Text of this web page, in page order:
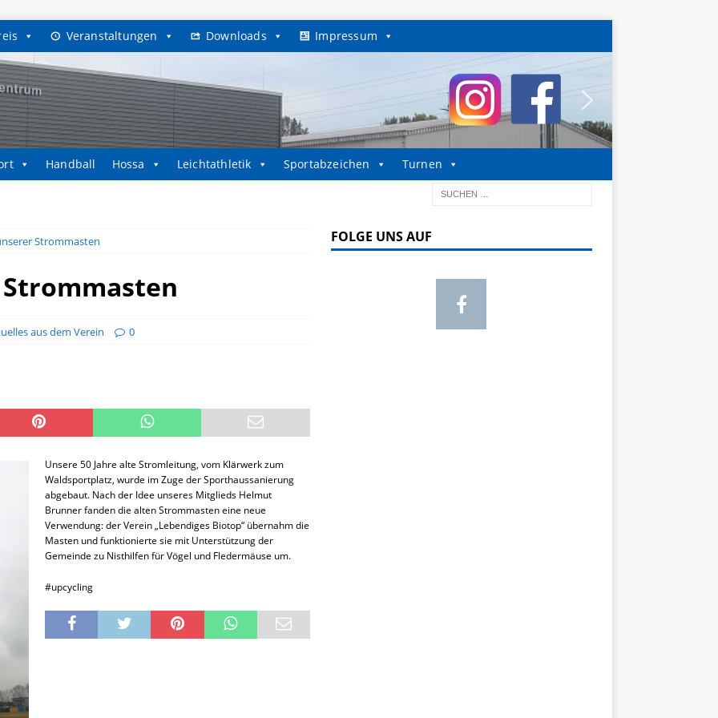
Veranstaltungen Downloads Impressum
Handball Hossa Leichtathletik Sportabzeichen Turnen
Strommasten
aus dem Verein 0
Unsere 50 Jahre alte Stromleitung, vom Klärwerk zum
Waldsportplatz, wurde im Zuge der Sporthaussanierung
abgebaut. Nach der Idee unseres Mitglieds Helmut
Brunner fanden die alten Strommasten eine neue
Verwendung: der Verein „Lebendiges Biotop“ übernahm die
Masten und funktionierte sie mit Unterstützung der
Gemeinde zu Nisthilfen für Vögel und Fledermäuse um.
#upcycling
FOLGE UNS AUF